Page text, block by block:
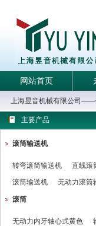
网站首页
上海昱音机械有限公司——
主要产品
滚筒输送机
转弯滚筒输送机
直线滚
滚筒输送机
无动力滚筒
滚筒
无动力内牙轴心式黄色